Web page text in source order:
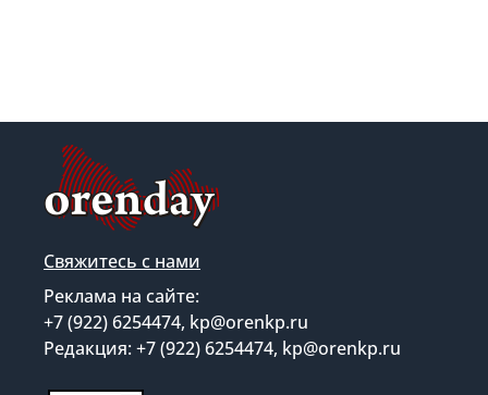
Свяжитесь с нами
Реклама на сайте:
+7 (922) 6254474, kp@orenkp.ru
Редакция: +7 (922) 6254474, kp@orenkp.ru